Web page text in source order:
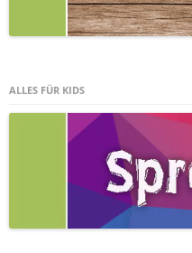
ALLES FÜR KIDS